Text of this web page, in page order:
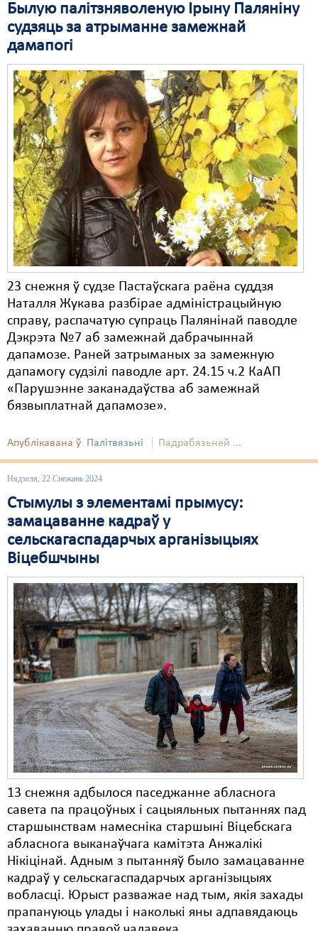
Былую палітзняволеную Ірыну Паляніну
судзяць за атрыманне замежнай
дамапогі
23 снежня ў судзе Пастаўскага раёна суддзя
Наталля Жукава разбірае адміністрацыйную
справу, распачатую супраць Палянінай паводле
Дэкрэта №7 аб замежнай дабрачыннай
дапамозе. Раней затрыманых за замежную
дапамогу судзілі паводле арт. 24.15 ч.2 КаАП
«Парушэнне заканадаўства аб замежнай
бязвыплатнай дапамозе».
Апублікавана ў Палітвязьні Падрабязьней ...
Нядзеля, 22 Снежань 2024
Стымулы з элементамі прымусу:
замацаванне кадраў у
сельскагаспадарчых арганізыцыях
Віцебшчыны
13 снежня адбылося паседжанне абласнога
савета па працоўных і сацыяльных пытаннях пад
старшынствам намесніка старшыні Віцебскага
абласнога выканаўчага камітэта Анжалікі
Нікіцінай. Адным з пытанняў было замацаванне
кадраў у сельскагаспадарчых арганізыцыях
вобласці. Юрыст разважае над тым, якія захады
прапануюць улады і наколькі яны адпавядаюць